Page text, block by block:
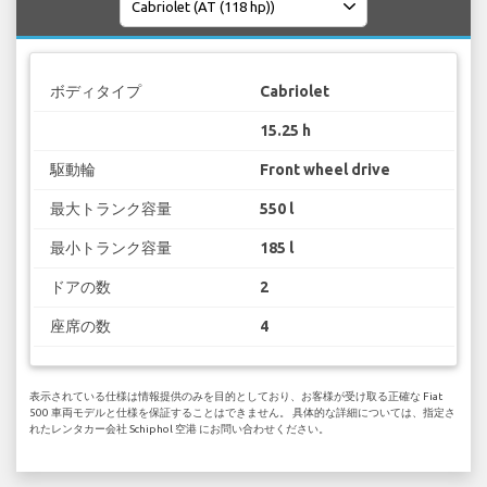
ボディタイプ Cabriolet
15.25 h
駆動輪 Front wheel drive
最大トランク容量 550 l
最小トランク容量 185 l
ドアの数 2
座席の数 4
表示されている仕様は情報提供のみを目的としており、お客様が受け取る正確な Fiat
500 車両モデルと仕様を保証することはできません。 具体的な詳細については、指定さ
れたレンタカー会社 Schiphol 空港 にお問い合わせください。